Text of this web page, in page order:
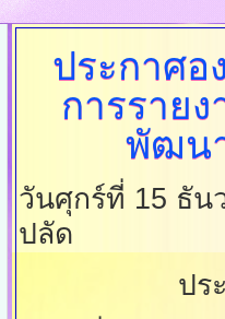
ประกาศอ
การราย
พัฒน
วันศุกร์ที่ 15 ธัน
ปลัด
ปร